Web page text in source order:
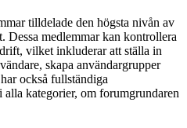
tilldelade den högsta nivån av
Dessa medlemmar kan kontrollera
vilket inkluderar att ställa in
skapa användargrupper
också fullständiga
alla kategorier, om forumgrundaren